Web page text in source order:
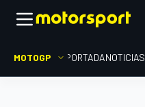
MOTOGP PORTADANOTICIAS